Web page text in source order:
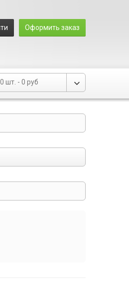
Оформить заказ
0 шт. - 0 руб